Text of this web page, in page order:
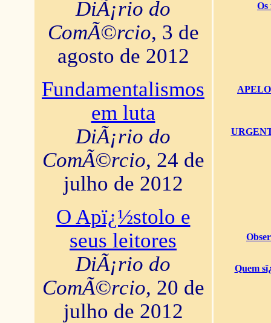
DiÃ¡rio do
ComÃ©rcio, 3 de
agosto de 2012
Fundamentalismos
em luta
DiÃ¡rio do
ComÃ©rcio, 24 de
julho de 2012
O Apï¿½stolo e
seus leitores
DiÃ¡rio do
ComÃ©rcio, 20 de
julho de 2012
Os
Quem